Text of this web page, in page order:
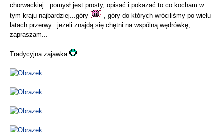
chorwackiej...pomysł jest prosty, opisać i pokazać to co kocham w
tym kraju najbardziej...góry
, góry do których wróciliśmy po wielu
latach przerwy...jeżeli znajdą się chętni na wspólną wędrówkę,
zapraszam...
Tradycyjna zajawka